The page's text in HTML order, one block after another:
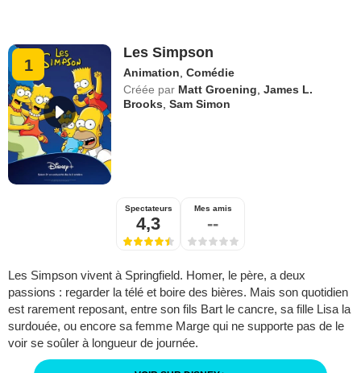
1
Les Simpson
Animation ,Comédie
Créée par Matt Groening ,James L.
Brooks ,Sam Simon
Spectateurs
4,3
Mes amis
--
Les Simpson vivent à Springfield. Homer, le père, a deux
passions : regarder la télé et boire des bières. Mais son quotidien
est rarement reposant, entre son fils Bart le cancre, sa fille Lisa la
surdouée, ou encore sa femme Marge qui ne supporte pas de le
voir se soûler à longueur de journée.